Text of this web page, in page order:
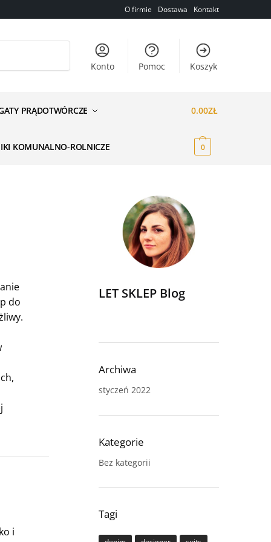
O firmie Dostawa Kontakt
Konto
Pomoc Koszyk
PRĄDOTWÓRCZE
KOMUNALNO-ROLNICZE
0.00ZŁ
0
do
i
LET SKLEP Blog
Archiwa
styczeń 2022
Kategorie
Bez kategorii
Tagi